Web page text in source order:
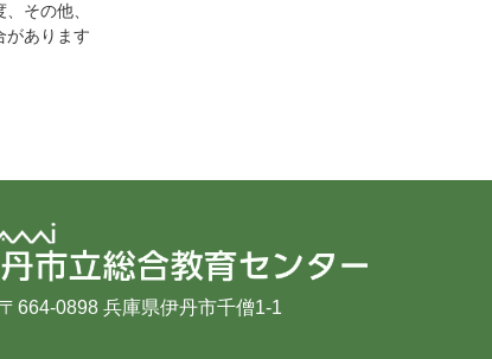
その他、
があります
〒664-0898 兵庫県伊丹市千僧1-1